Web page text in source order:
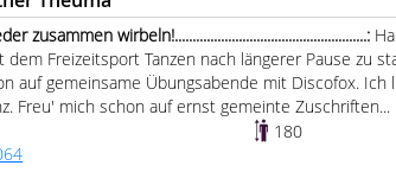
zusammen wirbeln!......................................................:
dem Freizeitsport Tanzen nach längerer Pause zu
auf gemeinsame Übungsabende mit Discofox. Ich
Freu' mich schon auf ernst gemeinte Zuschriften...
180